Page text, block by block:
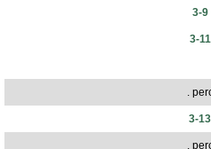
3-9
3-11
.
3-13
.